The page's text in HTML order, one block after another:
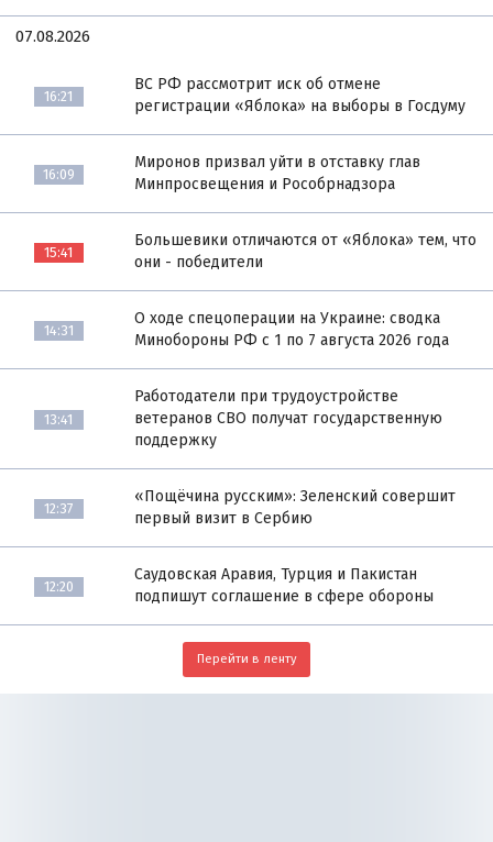
07.08.2026
16:21
ВС РФ рассмотрит иск об отмене
регистрации «Яблока» на выборы в Госдуму
16:09
Миронов призвал уйти в отставку глав
Минпросвещения и Рособрнадзора
15:41
Большевики отличаются от «Яблока» тем, что
они - победители
14:31
О ходе спецоперации на Украине: сводка
Минобороны РФ с 1 по 7 августа 2026 года
13:41
Работодатели при трудоустройстве
ветеранов СВО получат государственную
поддержку
12:37
«Пощёчина русским»: Зеленский совершит
первый визит в Сербию
12:20
Саудовская Аравия, Турция и Пакистан
подпишут соглашение в сфере обороны
Перейти в ленту